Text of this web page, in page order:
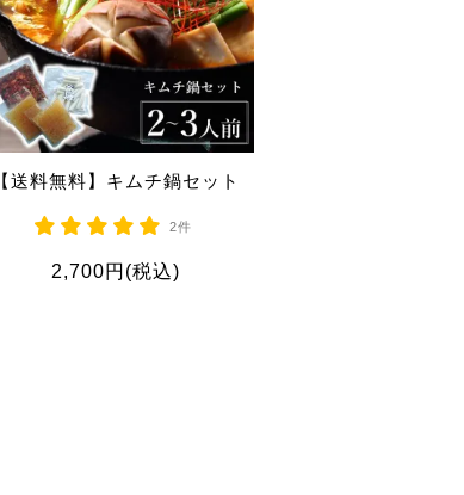
【送料無料】キムチ鍋セット
2件
2,700円(税込)